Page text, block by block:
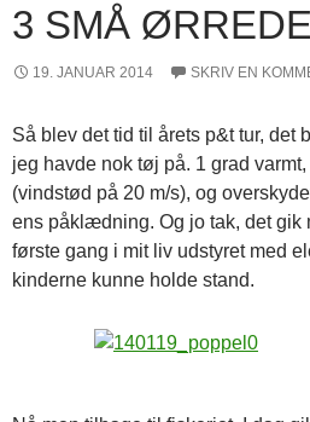
3 SMÅ
19. JANUAR 2014 SKRIV EN
Så blev det tid til årets p&t tur, det
jeg havde nok tøj på. 1 grad
(vindstød på 20 m/s), og
ens påklædning. Og jo tak, det gik
første gang i mit liv udstyret med
kinderne kunne holde stand.